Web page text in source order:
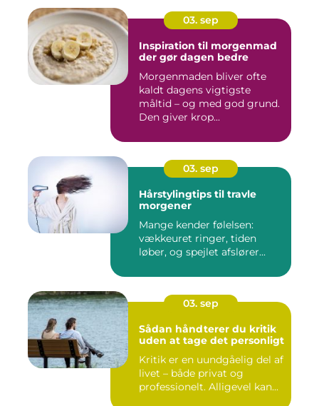
03. sep
Inspiration til morgenmad
der gør dagen bedre
Morgenmaden bliver ofte
kaldt dagens vigtigste
måltid – og med god grund.
Den giver krop...
03. sep
Hårstylingtips til travle
morgener
Mange kender følelsen:
vækkeuret ringer, tiden
løber, og spejlet afslører...
03. sep
Sådan håndterer du kritik
uden at tage det personligt
Kritik er en uundgåelig del af
livet – både privat og
professionelt. Alligevel kan...